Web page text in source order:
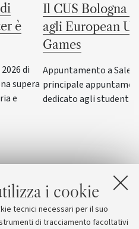
i cookie
tecnici necessari per il suo
di tracciamento facoltativi
è
di
supera
e
Il CUS Bologna
agli European
Games
Appuntamento a
principale
dedicato agli